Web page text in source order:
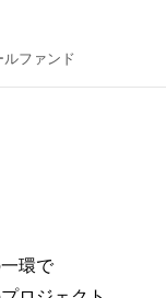
ファンド
環で